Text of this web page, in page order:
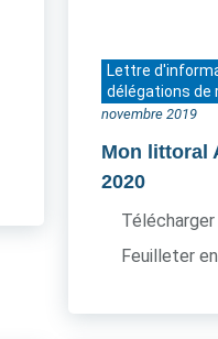
Lettre
délégations de
novembre 2019
Mon littoral
2020
Feuilleter